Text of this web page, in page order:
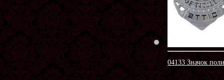
04133 Значок